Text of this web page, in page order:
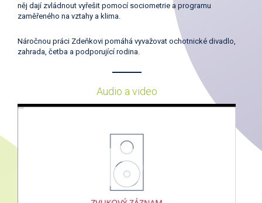
něj dají zvládnout vyřešit pomocí sociometrie a programu
zaměřeného na vztahy a klima.
Náročnou práci Zdeňkovi pomáhá vyvažovat ochotnické divadlo,
zahrada, četba a podporující rodina.
Audio a video